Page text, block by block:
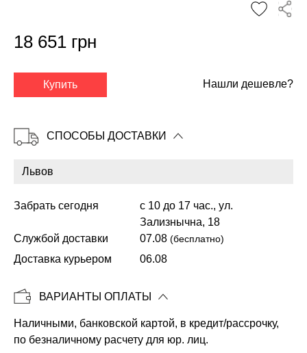
✕
Копировать
18 651 грн
Купить Нашли дешевле?
СПОСОБЫ ДОСТАВКИ
Забрать сегодня
с 10 до 17 час., ул.
Зализнычна, 18
Службой доставки
07.08 (бесплатно)
Доставка курьером 06.08
ВАРИАНТЫ ОПЛАТЫ
Наличными, банковской картой, в кредит/рассрочку,
по безналичному расчету для юр. лиц.